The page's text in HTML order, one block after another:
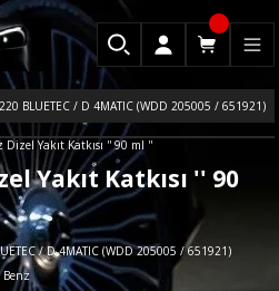
BLUETEC / D 4MATIC (WDD 205005 / 651921)
Yakıt Katkısı '' 90
/ D 4MATIC (WDD 205005 / 651921)
Benz